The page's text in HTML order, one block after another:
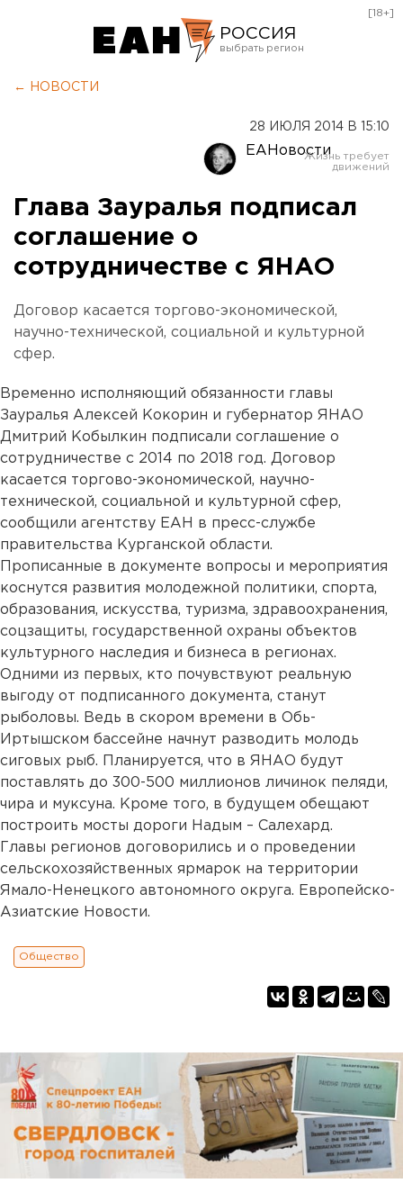
РОССИЯ
Оренбург
[18+]
← НОВОСТИ
28 ИЮЛЯ 2014 В 15:10
ЕАНовости
Глава Зауралья подписал
соглашение о
сотрудничестве с ЯНАО
Договор касается торгово-экономической,
научно-технической, социальной и культурной
сфер.
Временно исполняющий обязанности главы
Зауралья Алексей Кокорин и губернатор ЯНАО
Дмитрий Кобылкин подписали соглашение о
сотрудничестве с 2014 по 2018 год. Договор
касается торгово-экономической, научно-
технической, социальной и культурной сфер,
сообщили агентству ЕАН в пресс-службе
правительства Курганской области.
Прописанные в документе вопросы и мероприятия
коснутся развития молодежной политики, спорта,
образования, искусства, туризма, здравоохранения,
соцзащиты, государственной охраны объектов
культурного наследия и бизнеса в регионах.
Одними из первых, кто почувствуют реальную
выгоду от подписанного документа, станут
рыболовы. Ведь в скором времени в Обь-
Иртышском бассейне начнут разводить молодь
сиговых рыб. Планируется, что в ЯНАО будут
поставлять до 300-500 миллионов личинок пеляди,
чира и муксуна. Кроме того, в будущем обещают
построить мосты дороги Надым – Салехард.
Главы регионов договорились и о проведении
сельскохозяйственных ярмарок на территории
Ямало-Ненецкого автономного округа. Европейско-
Азиатские Новости.
Общество